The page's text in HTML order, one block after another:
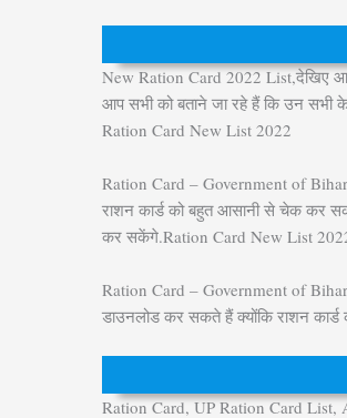
New Ration Card 2022 List,देखिए
आप सभी को बताने जा रहे हैं कि उन सभी
Ration Card New List 2022
Ration Card – Government of
राशन कार्ड को बहुत आसानी से चेक कर
कर सकेंगे.Ration Card New List
Ration Card – Government of
डाउनलोड कर सकते हैं क्योंकि राशन
Ration Card, UP Ration Card List,